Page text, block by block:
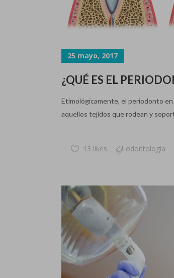
25 mayo, 2017
¿QUÉ ES EL
Etimológicamente, el periodonto
aquellos tejidos que rodean y
13 likes odontología